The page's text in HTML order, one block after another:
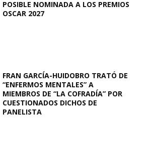
POSIBLE NOMINADA A LOS PREMIOS
OSCAR 2027
FRAN GARCÍA-HUIDOBRO TRATÓ DE
“ENFERMOS MENTALES” A
MIEMBROS DE “LA COFRADÍA” POR
CUESTIONADOS DICHOS DE
PANELISTA